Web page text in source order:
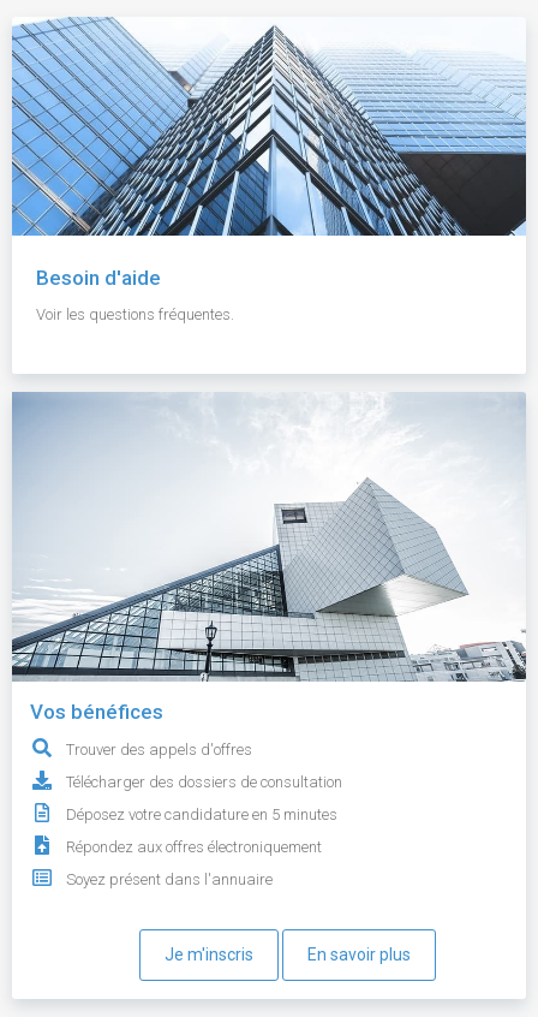
Besoin d'aide
Voir les questions fréquentes.
Vos bénéfices
Trouver des appels d'offres
Télécharger des dossiers de consultation
Déposez votre candidature en 5 minutes
Répondez aux offres électroniquement
Soyez présent dans l'annuaire
Je m'inscris En savoir plus